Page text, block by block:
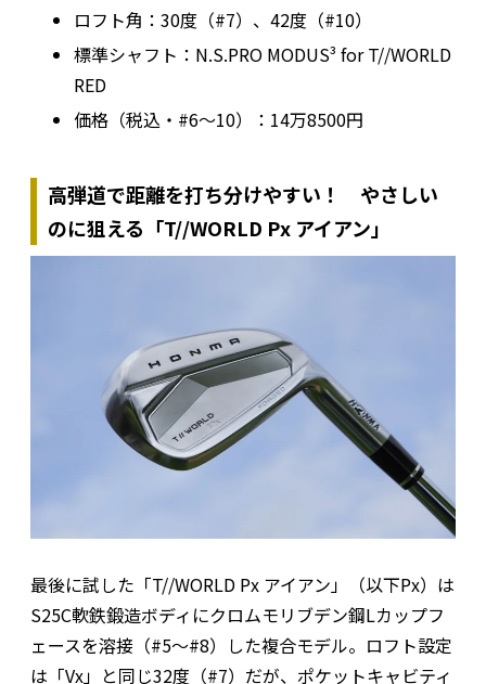
ロフト角：30度（#7）、42度（#10）
標準シャフト：N.S.PRO MODUS³ for T//WORLD
RED
価格（税込・#6〜10）：14万8500円
高弾道で距離を打ち分けやすい！ やさしい
のに狙える「T//WORLD Px アイアン」
最後に試した「T//WORLD Px アイアン」（以下Px）は
S25C軟鉄鍛造ボディにクロムモリブデン鋼Lカップフ
ェースを溶接（#5～#8）した複合モデル。ロフト設定
は「Vx」と同じ32度（#7）だが、ポケットキャビティ